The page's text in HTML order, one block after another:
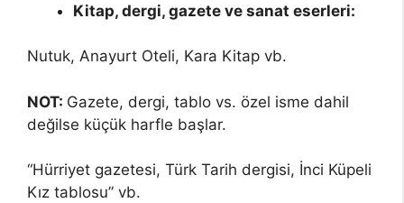
Kitap, dergi, gazete ve sanat eserleri:
Nutuk, Anayurt Oteli, Kara Kitap vb.
NOT: Gazete, dergi, tablo vs. özel isme dahil
değilse küçük harfle başlar.
“Hürriyet gazetesi, Türk Tarih dergisi, İnci Küpeli
Kız tablosu” vb.